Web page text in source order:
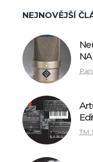
NEJNOVĚJŠÍ
TM